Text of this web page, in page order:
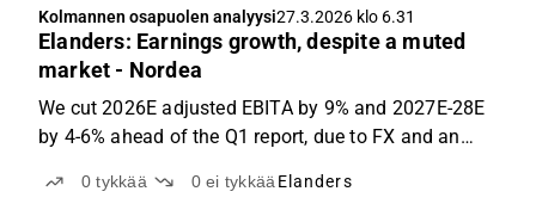
Kolmannen osapuolen analyysi27.3.2026 klo 6.31
Elanders: Earnings growth, despite a muted
market - Nordea
We cut 2026E adjusted EBITA by 9% and 2027E-28E
by 4-6% ahead of the Q1 report, due to FX and an
remain a margin drag, especially in the North
0tykkää 0ei tykkää Elanders